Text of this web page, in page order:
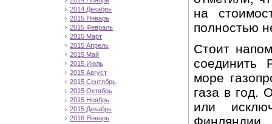
2014 Декабрь
2015 Январь
2015 Февраль
2015 Март
2015 Апрель
2015 Май
2015 Июль
2015 Август
2015 Сентябрь
2015 Октябрь
2015 Ноябрь
2015 Декабрь
2016 Январь
на
полностью
Стоит
соединить
море
газа в год.
или